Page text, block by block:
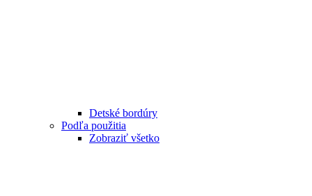
Detské bordúry
Podľa použitia
Zobraziť všetko